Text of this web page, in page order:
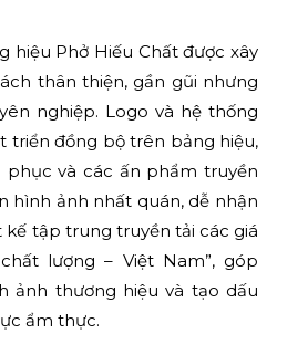
hiệu Phở Hiếu Chất được xây
thân thiện, gần gũi nhưng
nghiệp. Logo và hệ thống
triển đồng bộ trên bảng hiệu,
phục và các ấn phẩm truyền
hình ảnh nhất quán, dễ nhận
kế tập trung truyền tải các giá
lượng – Việt Nam”, góp
ảnh thương hiệu và tạo dấu
ẩm thực.